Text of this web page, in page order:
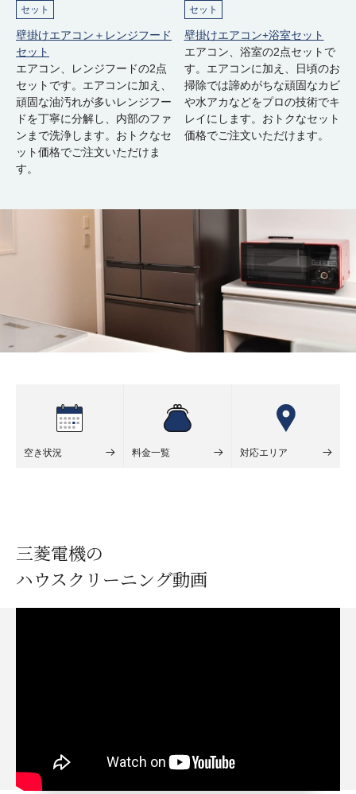
セット
壁掛けエアコン＋レンジフード
セット
エアコン、レンジフードの2点
セットです。エアコンに加え、
頑固な油汚れが多いレンジフー
ドを丁寧に分解し、内部のファ
ンまで洗浄します。おトクなセ
ット価格でご注文いただけま
す。
セット
壁掛けエアコン+浴室セット
エアコン、浴室の2点セットで
す。エアコンに加え、日頃のお
掃除では諦めがちな頑固なカビ
や水アカなどをプロの技術でキ
レイにします。おトクなセット
価格でご注文いただけます。
空き状況 料金一覧 対応エリア
三菱電機の
ハウスクリーニング動画